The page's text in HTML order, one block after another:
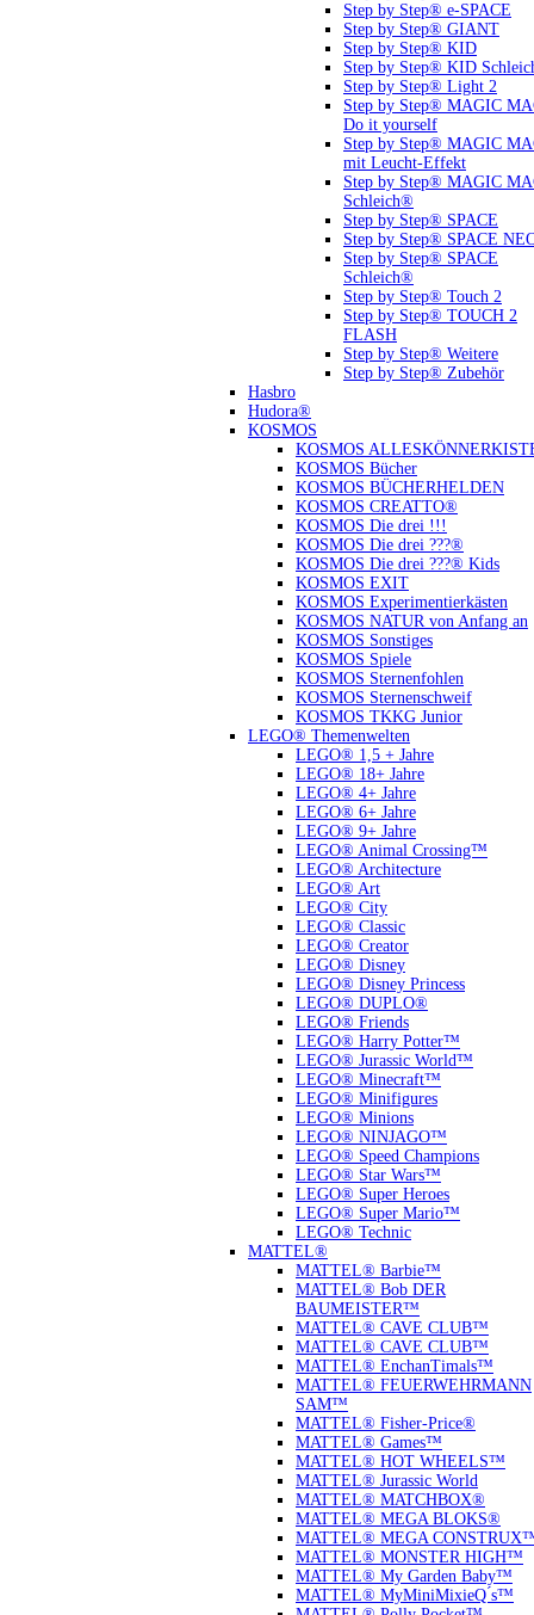
Step by Step® e-SPACE
Step by Step® GIANT
Step by Step® KID
Step by Step® KID
Step by Step® Light 2
Step by Step® MAGIC
Do it yourself
Step by Step® MAGIC
mit Leucht-Effekt
Step by Step® MAGIC
Schleich®
Step by Step® SPACE
Step by Step® SPACE
Step by Step® SPACE
Schleich®
Step by Step® Touch 2
Step by Step® TOUCH 2
FLASH
Step by Step® Weitere
Step by Step® Zubehör
Hasbro
Hudora®
KOSMOS
KOSMOS
KOSMOS Bücher
KOSMOS BÜCHERHELDEN
KOSMOS CREATTO®
KOSMOS Die drei !!!
KOSMOS Die drei ???®
KOSMOS Die drei ???® Kids
KOSMOS EXIT
KOSMOS Experimentierkästen
KOSMOS NATUR von Anfang an
KOSMOS Sonstiges
KOSMOS Spiele
KOSMOS Sternenfohlen
KOSMOS Sternenschweif
KOSMOS TKKG Junior
LEGO® Themenwelten
LEGO® 1,5 + Jahre
LEGO® 18+ Jahre
LEGO® 4+ Jahre
LEGO® 6+ Jahre
LEGO® 9+ Jahre
LEGO® Animal Crossing™
LEGO® Architecture
LEGO® Art
LEGO® City
LEGO® Classic
LEGO® Creator
LEGO® Disney
LEGO® Disney Princess
LEGO® DUPLO®
LEGO® Friends
LEGO® Harry Potter™
LEGO® Jurassic World™
LEGO® Minecraft™
LEGO® Minifigures
LEGO® Minions
LEGO® NINJAGO™
LEGO® Speed Champions
LEGO® Star Wars™
LEGO® Super Heroes
LEGO® Super Mario™
LEGO® Technic
MATTEL®
MATTEL® Barbie™
MATTEL® Bob DER
BAUMEISTER™
MATTEL® CAVE CLUB™
MATTEL® CAVE CLUB™
MATTEL® EnchanTimals™
MATTEL® FEUERWEHRMANN
SAM™
MATTEL® Fisher-Price®
MATTEL® Games™
MATTEL® HOT WHEELS™
MATTEL® Jurassic World
MATTEL® MATCHBOX®
MATTEL® MEGA BLOKS®
MATTEL® MEGA
MATTEL® MONSTER HIGH™
MATTEL® My Garden Baby™
MATTEL® MyMiniMixieQ ́s™